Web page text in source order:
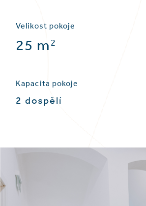
Velikost pokoje
25 m 2
Kapacita pokoje
2 dospělí